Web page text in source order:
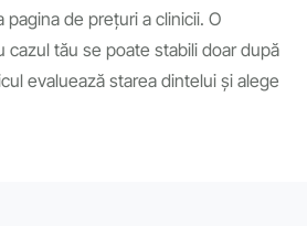
de prețuri a clinicii. O
cazul tău se poate stabili doar după
evaluează starea dintelui și alege